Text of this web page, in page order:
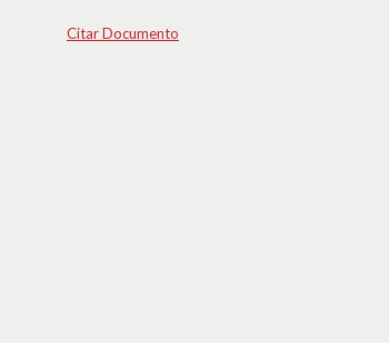
Citar Documento